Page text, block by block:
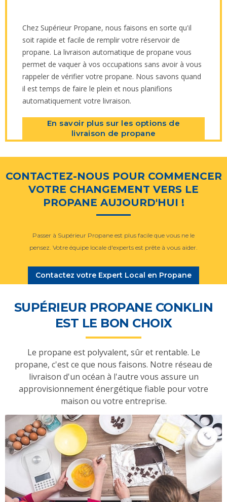
Chez Supérieur Propane, nous faisons en sorte qu'il
soit rapide et facile de remplir votre réservoir de
propane. La livraison automatique de propane vous
permet de vaquer à vos occupations sans avoir à vous
rappeler de vérifier votre propane. Nous savons quand
il est temps de faire le plein et nous planifions
automatiquement votre livraison.
En savoir plus sur les options de
livraison de propane
CONTACTEZ-NOUS POUR COMMENCER
VOTRE CHANGEMENT VERS LE
PROPANE AUJOURD'HUI !
Passer à Supérieur Propane est plus facile que vous ne le
pensez. Votre équipe locale d'experts est prête à vous aider.
Contactez votre Expert Local en Propane
SUPÉRIEUR PROPANE CONKLIN
EST LE BON CHOIX
Le propane est polyvalent, sûr et rentable. Le
propane, c'est ce que nous faisons. Notre réseau de
livraison d'un océan à l'autre vous assure un
approvisionnement énergétique fiable pour votre
maison ou votre entreprise.